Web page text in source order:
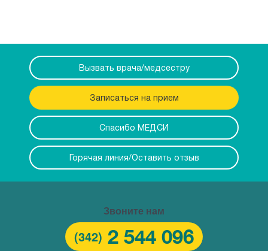
Вызвать врача/медсестру
Записаться на прием
Спасибо МЕДСИ
Горячая линия/Оставить отзыв
Звоните нам
(342) 2 544 096